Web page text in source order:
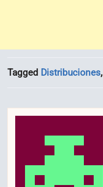
Tagged Distribuciones,